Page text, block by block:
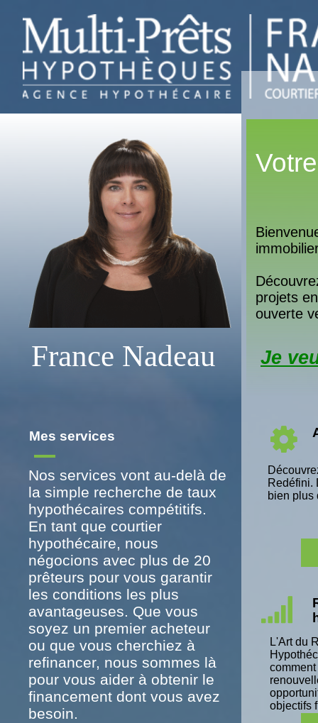
France Nadeau
projets
ouverte
Je
Mes services
Nos services vont au-delà de
la simple recherche de taux
hypothécaires compétitifs.
En tant que courtier
hypothécaire, nous
négocions avec plus de 20
prêteurs pour vous garantir
les conditions les plus
avantageuses. Que vous
soyez un premier acheteur
ou que vous cherchiez à
refinancer, nous sommes là
pour vous aider à obtenir le
financement dont vous avez
besoin.
Redéfini.
bien plus
L'Art du
objectifs